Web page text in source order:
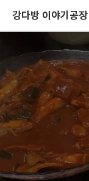
강다방 이야기공장